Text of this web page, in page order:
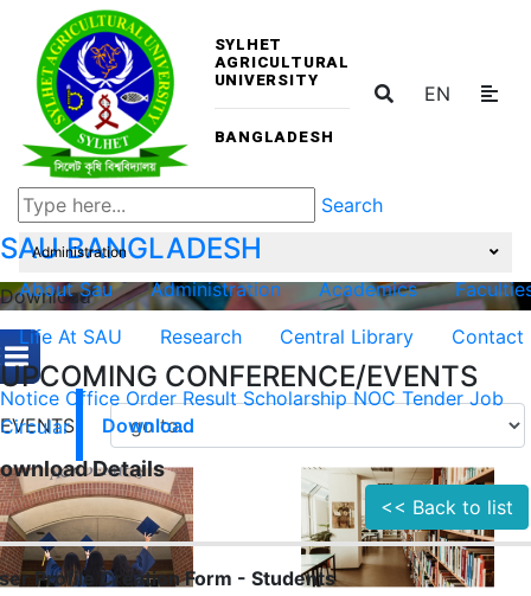
SYLHET
AGRICULTURAL
UNIVERSITY
BANGLADESH
EN
Search
SAUBANGLADESH
About Sau Administration Academics
Life At SAU
Research Central Library Contact
UPCOMING CONFERENCE/EVENTS
EVENTS
Administration
Download
Notice Office Order Result Scholarship NOC Tender Job
Circular
Download
Details
<< Back to list
Profile Creation Form - Students